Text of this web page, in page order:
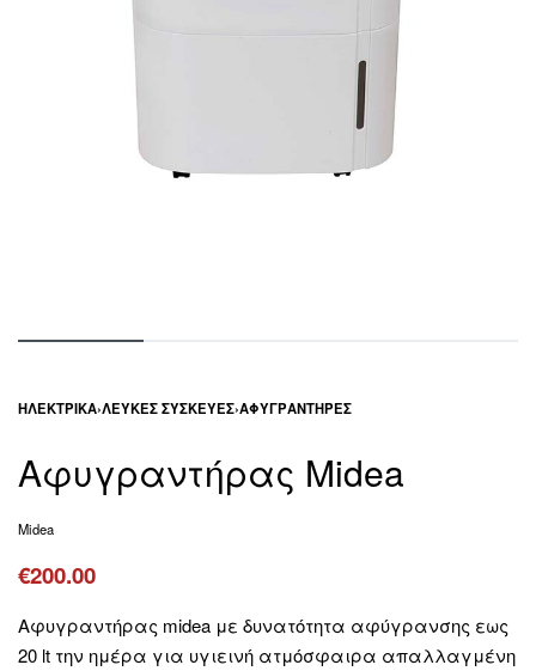
ΗΛΕΚΤΡΙΚΆ›ΛΕΥΚΈΣ ΣΥΣΚΕΥΈΣ›ΑΦΥΓΡΑΝΤΉΡΕΣ
Αφυγραντήρας Midea
Midea
€200.00
Aφυγραντήρας midea με δυνατότητα αφύγρανσης εως
20 lt την ημέρα για υγιεινή ατμόσφαιρα απαλλαγμένη